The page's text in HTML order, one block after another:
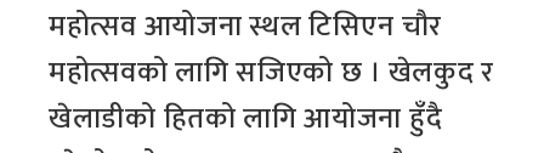
महोत्सव आयोजना स्थल टिसिएन चौर
महोत्सवको लागि सजिएको छ । खेलकुद र
खेलाडीको हितको लागि आयोजना हुँदै